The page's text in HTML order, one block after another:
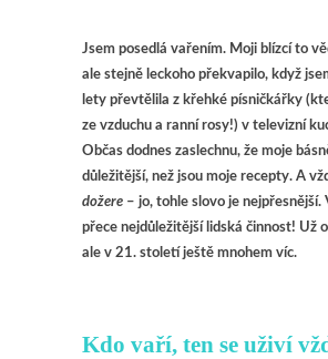
Jsem posedlá vařením. Moji blízcí to
ale stejně leckoho překvapilo, když
lety převtělila z křehké písničkářky
ze vzduchu a ranní rosy!) v televizní
Občas dodnes zaslechnu, že moje
důležitější, než jsou moje recepty. A
dožere – jo, tohle slovo je nejpřesnější.
přece nejdůležitější lidská činnost! Už
ale v 21. století ještě mnohem víc.
Kdo vaří, ten se uživí